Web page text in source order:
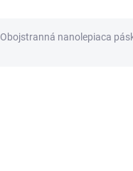
Obojstranná nanolepiaca